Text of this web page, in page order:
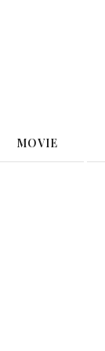
MOVIE